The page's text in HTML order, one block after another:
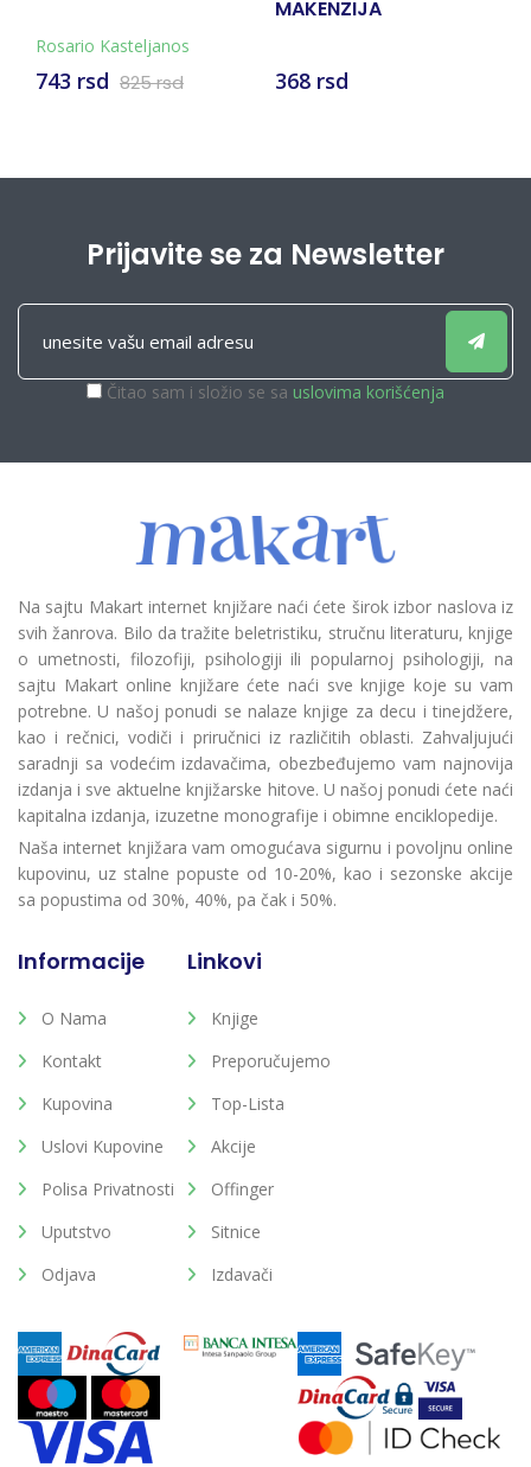
Rosario Kasteljanos
743 rsd 825 rsd
MAKENZIJA
368 rsd
Prijavite se za Newsletter
Čitao sam i složio se sa uslovima korišćenja
Na sajtu Makart internet knjižare naći ćete širok izbor naslova iz
svih žanrova. Bilo da tražite beletristiku, stručnu literaturu, knjige
o umetnosti, filozofiji, psihologiji ili popularnoj psihologiji, na
sajtu Makart online knjižare ćete naći sve knjige koje su vam
potrebne. U našoj ponudi se nalaze knjige za decu i tinejdžere,
kao i rečnici, vodiči i priručnici iz različitih oblasti. Zahvaljujući
saradnji sa vodećim izdavačima, obezbeđujemo vam najnovija
izdanja i sve aktuelne knjižarske hitove. U našoj ponudi ćete naći
kapitalna izdanja, izuzetne monografije i obimne enciklopedije.
Naša internet knjižara vam omogućava sigurnu i povoljnu online
kupovinu, uz stalne popuste od 10-20%, kao i sezonske akcije
sa popustima od 30%, 40%, pa čak i 50%.
Informacije
O Nama
Kontakt
Kupovina
Uslovi Kupovine
Polisa Privatnosti
Uputstvo
Odjava
Linkovi
Knjige
Preporučujemo
Top-Lista
Akcije
Offinger
Sitnice
Izdavači